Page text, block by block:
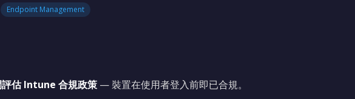
Endpoint Management
估 Intune 合規政策 — 裝置在使用者登入前即已合規。